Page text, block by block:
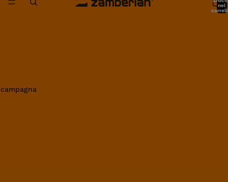
nel